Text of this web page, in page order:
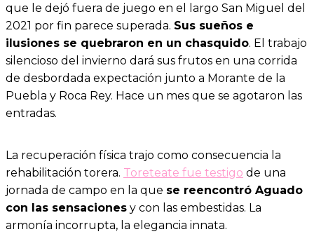
que le dejó fuera de juego en el largo San Miguel del
2021 por fin parece superada. Sus sueños e
ilusiones se quebraron en un chasquido. El trabajo
silencioso del invierno dará sus frutos en una corrida
de desbordada expectación junto a Morante de la
Puebla y Roca Rey. Hace un mes que se agotaron las
entradas.
La recuperación física trajo como consecuencia la
rehabilitación torera. Toreteate fue testigo de una
jornada de campo en la que se reencontró Aguado
con las sensaciones y con las embestidas. La
armonía incorrupta, la elegancia innata.